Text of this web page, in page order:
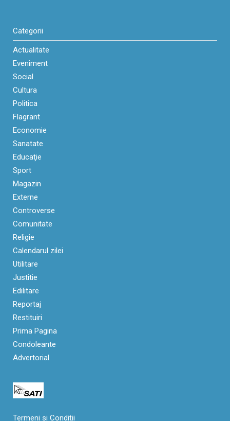
Categorii
Actualitate
Eveniment
Social
Cultura
Politica
Flagrant
Economie
Sanatate
Educaţie
Sport
Magazin
Externe
Controverse
Comunitate
Religie
Calendarul zilei
Utilitare
Justitie
Edilitare
Reportaj
Restituiri
Prima Pagina
Condoleante
Advertorial
Termeni si Condiții